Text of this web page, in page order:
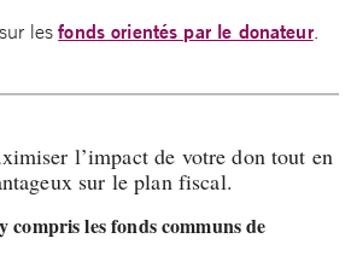
lesfonds orientés par le donateur.
l’impact de votre don tout en
sur le plan fiscal.
compris les fonds communs de